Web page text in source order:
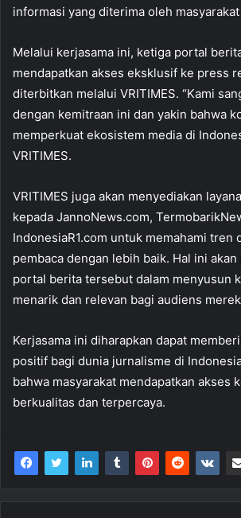
informasi yang diterima oleh
Melalui kerjasama ini, ketiga portal
mendapatkan akses eksklusif ke press
diterbitkan melalui VRITIMES. “Kami
dengan kemitraan ini dan yakin bahwa
memperkuat ekosistem media di
VRITIMES.
VRITIMES juga akan menyediakan
kepada JannoNews.com,
IndonesiaR1.com untuk memahami tren
pembaca dengan lebih baik. Hal ini
portal berita tersebut dalam menyusun
menarik dan relevan bagi audiens
Kerjasama ini diharapkan dapat
positif bagi dunia jurnalisme di
bahwa masyarakat mendapatkan akses
berkualitas dan terpercaya.